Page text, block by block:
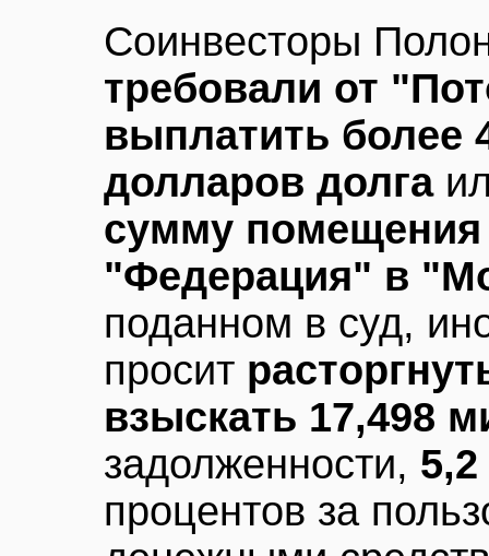
Соинвесторы
требовали от
выплатить более
долларов долга
сумму помещения
"Федерация" в
поданном в суд,
просит
взыскать 17,498
задолженности,
процентов за